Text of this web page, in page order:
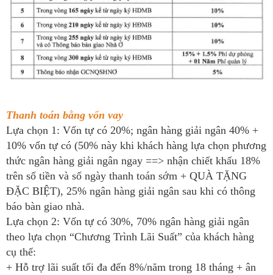
Thanh toán bằng vốn vay
Lựa chọn 1: Vốn tự có 20%; ngân hàng giải ngân 40% +
10% vốn tự có (50% này khi khách hàng lựa chọn phương
thức ngân hàng giải ngân ngay ==> nhận chiết khấu 18%
trên số tiền và số ngày thanh toán sớm + QUÀ TẶNG
ĐẶC BIỆT), 25% ngân hàng giải ngân sau khi có thông
báo bàn giao nhà.
Lựa chọn 2: Vốn tự có 30%, 70% ngân hàng giải ngân
theo lựa chọn “Chương Trình Lãi Suất” của khách hàng
cụ thể:
+ Hỗ trợ lãi suất tối đa đến 8%/năm trong 18 tháng + ân